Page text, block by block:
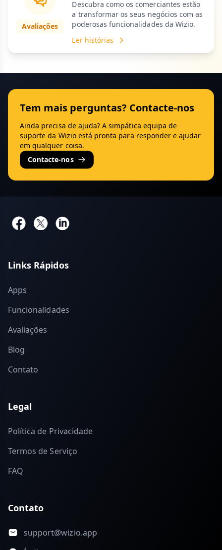
Avaliações
Descubra como os comerciantes estão
a transformar os seus negócios com as
poderosas funcionalidades da Wizio.
Ler histórias
Tem mais perguntas? Contacte-nos
Ainda precisa de ajuda? A simpática equipa de
suporte da Wizio está pronta para responder e ajudar
em qualquer coisa.
Contacte-nos
Links Rápidos
Apps
Funcionalidades
Avaliações
Blog
Contato
Legal
Política de Privacidade
Termos de Serviço
FAQ
Contato
support@wizio.app